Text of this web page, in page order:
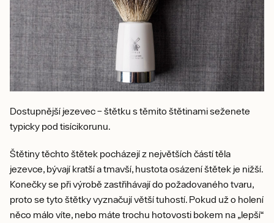
Dostupnější jezevec – štětku s těmito štětinami seženete
typicky pod tisícikorunu.
Štětiny těchto štětek pocházejí z největších částí těla
jezevce, bývají kratší a tmavší, hustota osázení štětek je nižší.
Konečky se při výrobě zastřihávají do požadovaného tvaru,
proto se tyto štětky vyznačují větší tuhostí. Pokud už o holení
něco málo víte, nebo máte trochu hotovosti bokem na „lepší“